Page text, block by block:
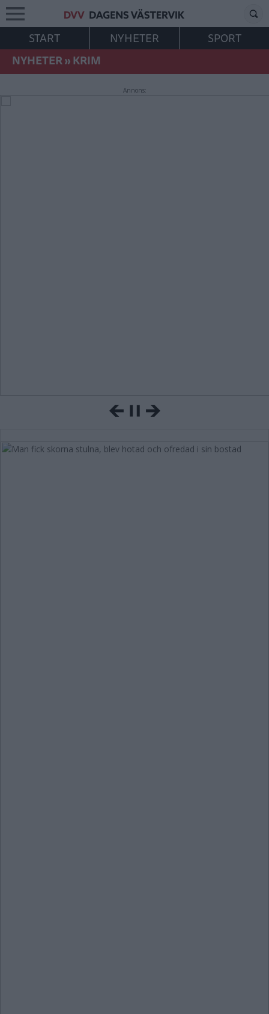
START NYHETER
SPORT
NYHETER»KRIM
Annons: